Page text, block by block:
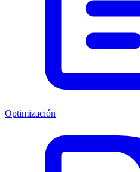
Optimización